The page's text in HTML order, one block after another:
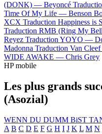
(DONK) — Beyoncé
Time Of My Life — Benson
XCX Traduction Happiness is
Traduction RMB (Ring My
Reyez Traduction YOYO —
Madonna Traduction Van
WIDE AWAKE — Chris Grey
HP mobile
Les plus grands
(Asozial)
WENN DU DUMM BiST
A B C D E F G H I J K L M N